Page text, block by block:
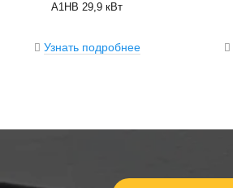
A1HB 29,9 кВт
Узнать подробнее